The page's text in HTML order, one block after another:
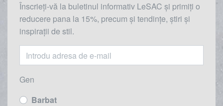
Înscrieți-vă la buletinul informativ LeSAC și primiți o
reducere pana la 15%, precum și tendințe, știri și
inspirații de stil.
Gen
Barbat